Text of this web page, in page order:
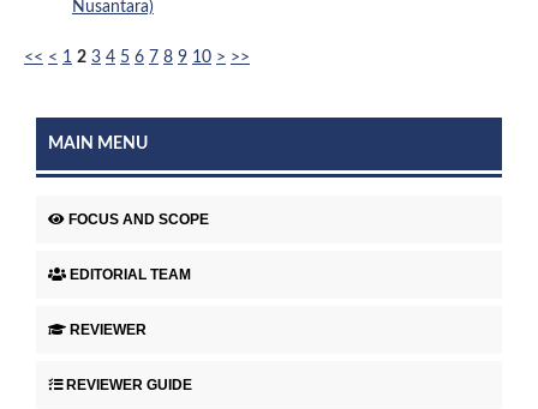
Nusantara)
<< < 1 2 3 4 5 6 7 8 9 10 > >>
MAIN MENU
FOCUS AND SCOPE
EDITORIAL TEAM
REVIEWER
REVIEWER GUIDE